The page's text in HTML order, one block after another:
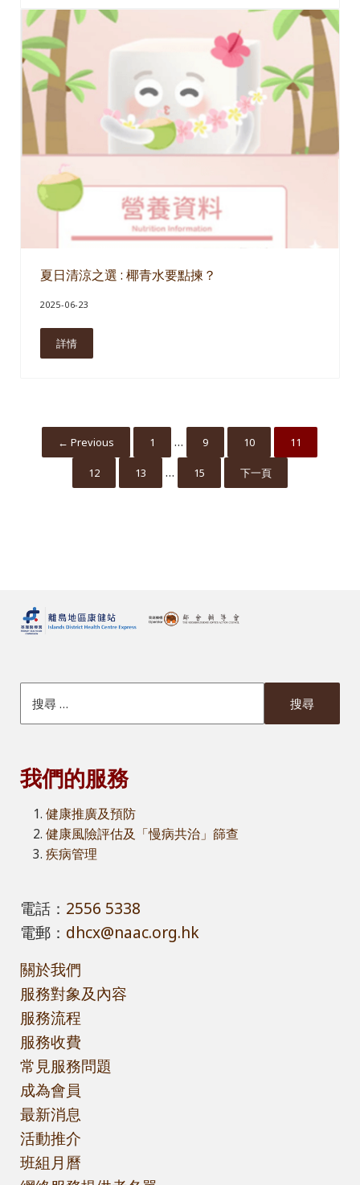
夏日清涼之選 : 椰青水要點揀？
2025-06-23
詳情夏日清涼之選 : 椰青水要點揀？
← Previous Go to page
1 Interim pages omitted
… Go to page
9 Go to page
10 Go to page
11
Go to page
12 Go to page
13 Interim pages omitted
… Go to page
15 下一頁
我們的服務
健康推廣及預防
健康風險評估及「慢病共治」篩查
疾病管理
電話： 2556 5338
電郵： dhcx@naac.org.hk
關於我們
服務對象及內容
服務流程
服務收費
常見服務問題
成為會員
最新消息
活動推介
班組月曆